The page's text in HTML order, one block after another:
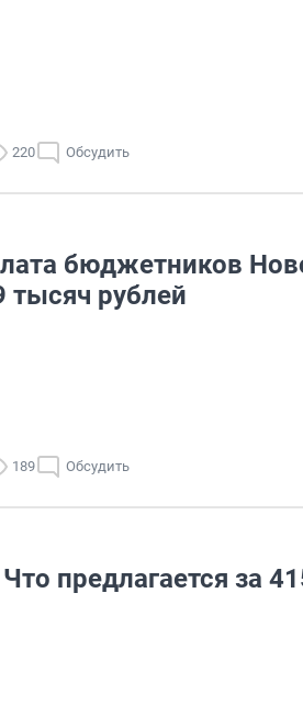
220 Обсудить
бюджетников
тысяч рублей
189 Обсудить
предлагается за